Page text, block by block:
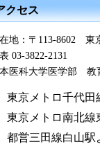
クセス
地：〒113-8602 東
03-3822-2131
医科大学医学部 教
東京メトロ千代田
東京メトロ南北線
都営三田線白山駅